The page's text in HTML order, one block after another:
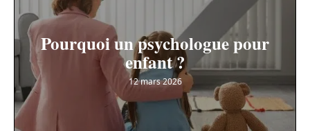
Pourquoi un psychologue pour
enfant ?
12 mars 2026